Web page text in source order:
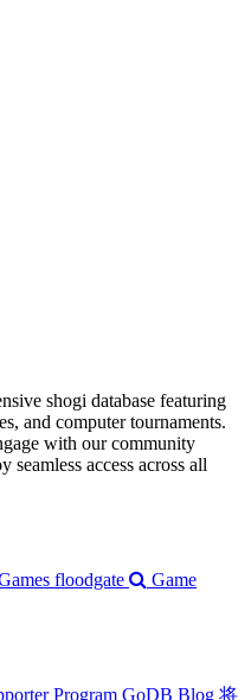
shogi database featuring
and computer tournaments.
with our community
seamless access across all
floodgate
Game
Program GoDB Blog 将